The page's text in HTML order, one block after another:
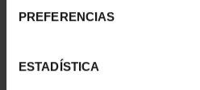
PREFERENCIAS
ESTADÍSTICA